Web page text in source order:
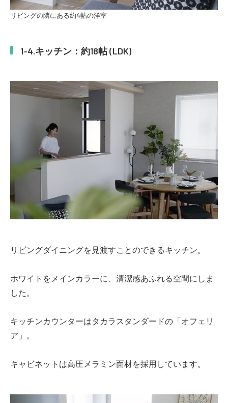
リビングの隣にある約4帖の洋室
キッチン：約18帖 (LDK)
リビングダイニングを見渡すことのできるキッチン。
ホワイトをメインカラーに、清潔感あふれる空間にしま
した。
キッチンカウンターはタカラスタンダードの「オフェリ
ア」。
キャビネットは高圧メラミン面材を採用しています。